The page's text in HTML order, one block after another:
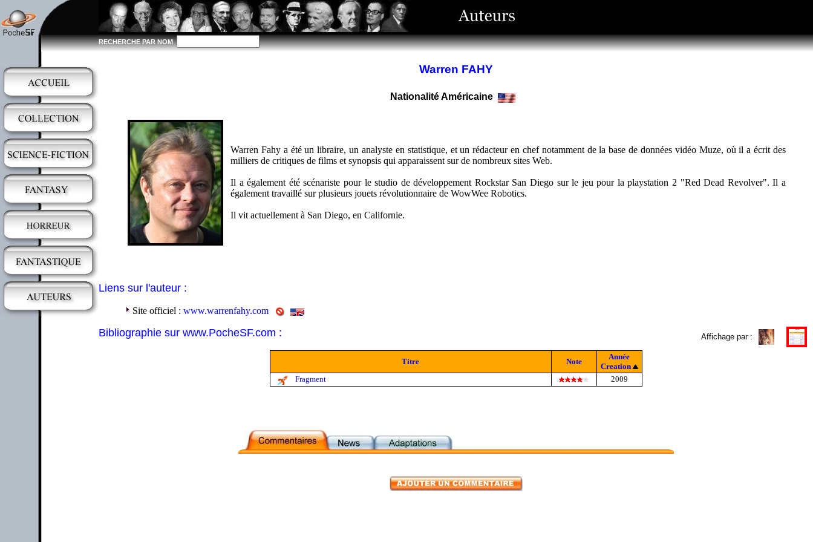
RECHERCHE PAR NOM
Warren FAHY
Nationalité Américaine
Warren Fahy a été un libraire, un analyste en statistique, et un rédacteur en chef notamment de la base de données vidéo Muze, où il a écrit des
milliers de critiques de films et synopsis qui apparaissent sur de nombreux sites Web.
Il a également été scénariste pour le studio de développement Rockstar San Diego sur le jeu pour la playstation 2 "Red Dead Revolver". Il a
également travaillé sur plusieurs jouets révolutionnaire de WowWee Robotics.
Il vit actuellement à San Diego, en Californie.
Liens sur l'auteur :
Site officiel : www.warrenfahy.com
Bibliographie sur www.PocheSF.com : Affichage par :
Titre Note
Année
Creation
Fragment
2009